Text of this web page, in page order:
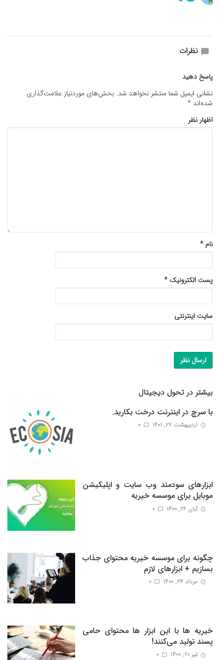
نظرات
پاسخ دهید
نشانی ایمیل شما منتشر نخواهد شد. بخش‌های موردنیاز علامت‌گذاری
شده‌اند *
اظهار نظر
نام *
پست الکترونیک *
سایت اینترنتی
بیشتر در تحول دیجیتال
با سرچ در اینترنت درخت بکارید.
اردیبهشت ۲۷, ۱۴۰۱ 0
ابزارهای سودمند وب سایت و اپلیکیشن
موبایل برای موسسه خیریه
آبان ۲۶, ۱۴۰۰ 0
چگونه برای موسسه خیریه محتوای جذاب
بسازیم + ابزارهای لازم
مرداد ۲۴, ۱۴۰۰ 0
خیریه ها با این ابزار ها محتوای حامی
پسند تولید می‌کنند!
تیر ۲۰, ۱۴۰۰ 0